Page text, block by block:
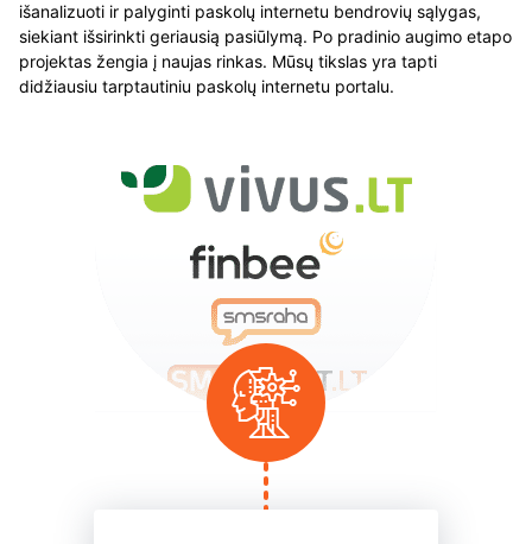
išanalizuoti ir palyginti paskolų internetu bendrovių sąlygas,
siekiant išsirinkti geriausią pasiūlymą. Po pradinio augimo etapo
projektas žengia į naujas rinkas. Mūsų tikslas yra tapti
didžiausiu tarptautiniu paskolų internetu portalu.